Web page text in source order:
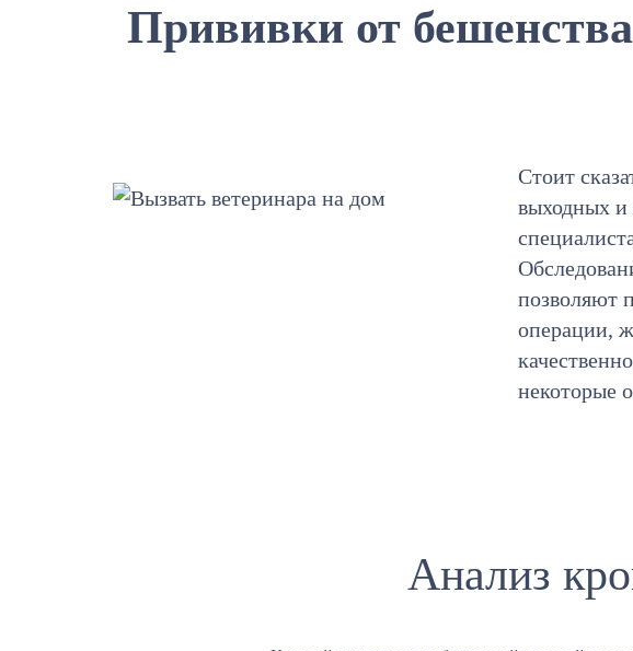
Прививки от
Стоит
выходных и
позволяют
операции,
некоторые
Анализ